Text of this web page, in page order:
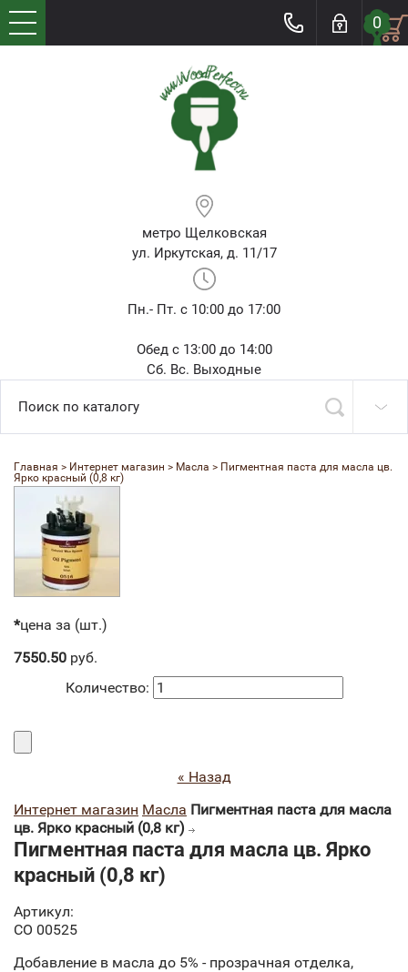
0
метро Щелковская
ул. Иркутская, д. 11/17
Пн.- Пт. с 10:00 до 17:00
Обед с 13:00 до 14:00
Сб. Вс. Выходные
Главная > Интернет магазин > Масла > Пигментная паста для масла цв.
Ярко красный (0,8 кг)
*цена за (шт.)
7550.50 руб.
Количество:
« Назад
Интернет магазин Масла Пигментная паста для масла
цв. Ярко красный (0,8 кг)
Пигментная паста для масла цв. Ярко
красный (0,8 кг)
Артикул:
CO 00525
Добавление в масла до 5% - прозрачная отделка,